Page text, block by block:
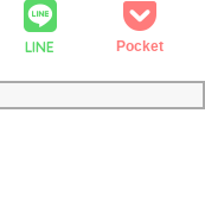
LINE Pocket